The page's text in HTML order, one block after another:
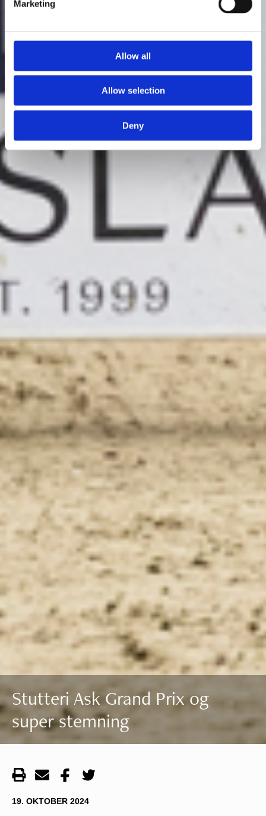
Marketing
Allow all
Allow selection
Deny
Stutteri Ask Grand Prix og
super stemning
19. OKTOBER 2024